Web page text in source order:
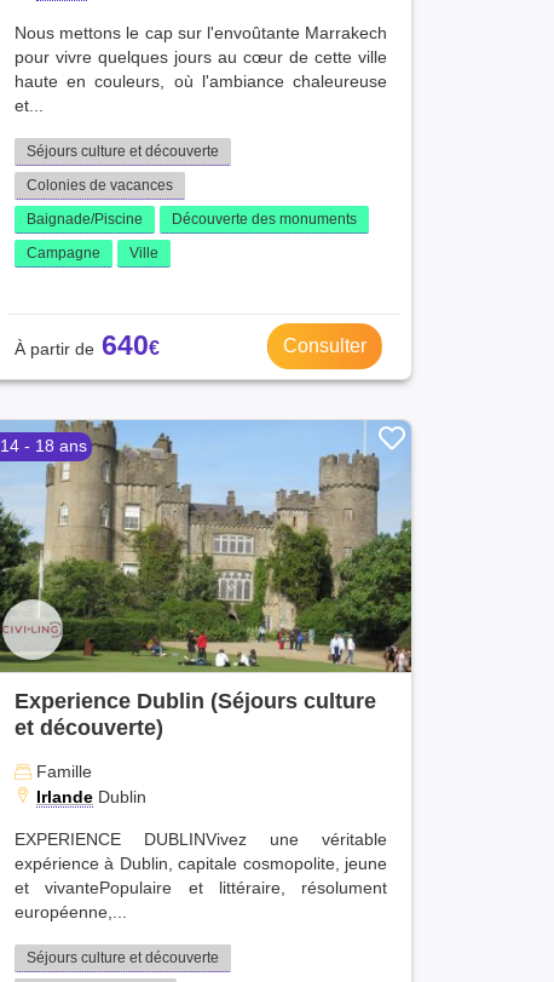
Nous mettons le cap sur l'envoûtante Marrakech
pour vivre quelques jours au cœur de cette ville
haute en couleurs, où l'ambiance chaleureuse
et...
Séjours culture et découverte
Colonies de vacances
Baignade/Piscine
Découverte des monuments
Campagne
Ville
640 Consulter
14 - 18 ans
Experience Dublin (Séjours culture
et découverte)
Famille
Irlande Dublin
EXPERIENCE DUBLINVivez une véritable
expérience à Dublin, capitale cosmopolite, jeune
et vivantePopulaire et littéraire, résolument
européenne,...
Séjours culture et découverte